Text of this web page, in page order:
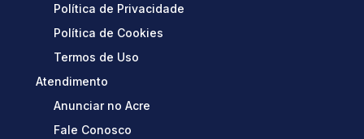
Política de Privacidade
Política de Cookies
Termos de Uso
Atendimento
Anunciar no Acre
Fale Conosco